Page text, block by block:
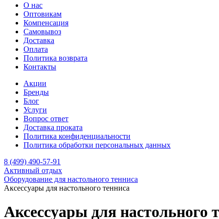
О нас
Оптовикам
Компенсация
Самовывоз
Доставка
Оплата
Политика возврата
Контакты
Акции
Бренды
Блог
Услуги
Вопрос ответ
Доставка проката
Политика конфиденциальности
Политика обработки персональных данных
8 (499) 490-57-91
Активный отдых
Оборудование для настольного тенниса
Аксессуары для настольного тенниса
Аксессуары для настольного